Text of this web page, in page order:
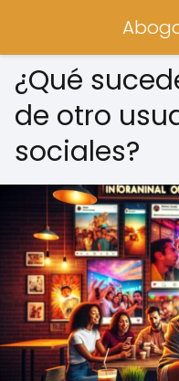
¿Qué
de otro
sociales?